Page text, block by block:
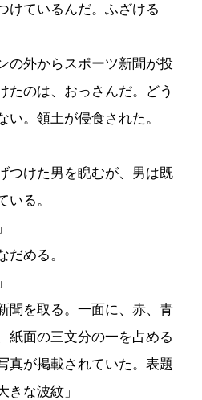
けているんだ。ふざける
の外からスポーツ新聞が投
たのは、おっさんだ。どう
。領土が侵食された。
つけた男を睨むが、男は既
いる。
める。
聞を取る。一面に、赤、青
紙面の三文分の一を占める
真が掲載されていた。表題
きな波紋」